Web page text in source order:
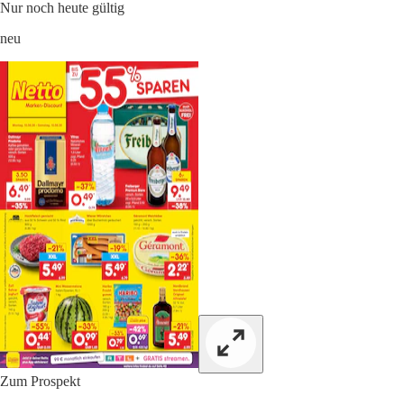
Nur noch heute gültig
neu
Zum Prospekt